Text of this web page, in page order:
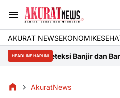
AKURAT NEWSEKONOMI
HEADLINE HARI INIBanjir dan Bank
AkuratNews